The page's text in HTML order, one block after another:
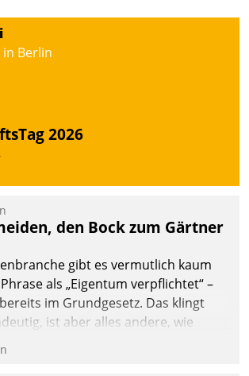
in Berlin
2026
den Bock zum Gärtner
gibt es vermutlich kaum
als „Eigentum verpflichtet“ –
im Grundgesetz. Das klingt
ist aber alles andere, wie
wissen. Denn mit der
Verpflichtungen.